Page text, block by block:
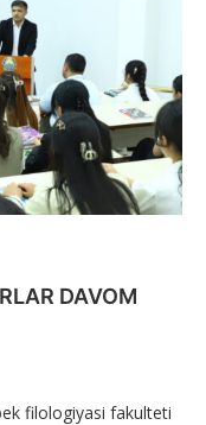
DAVOM
filologiyasi fakulteti